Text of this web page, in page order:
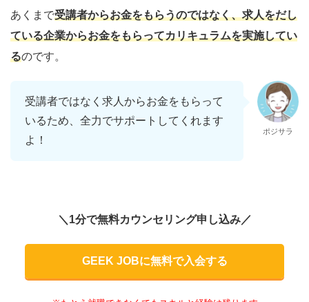
あくまで受講者からお金をもらうのではなく、求人をだし
ている企業からお金をもらってカリキュラムを実施してい
るのです。
受講者ではなく求人からお金をもらって
いるため、全力でサポートしてくれます
よ！
ポジサラ
＼1分で無料カウンセリング申し込み／
GEEK JOBに無料で入会する